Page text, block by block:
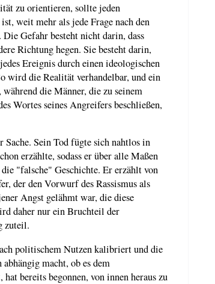
zu orientieren, sollte jeden
weit mehr als jede Frage nach den
Gefahr besteht nicht darin, dass
Richtung hegen. Sie besteht darin,
Ereignis durch einen ideologischen
wird die Realität verhandelbar, und ein
während die Männer, die zu seinem
Wortes seines Angreifers beschließen,
Sein Tod fügte sich nahtlos in
erzählte, sodass er über alle Maßen
"falsche" Geschichte. Er erzählt von
der den Vorwurf des Rassismus als
Angst gelähmt war, die diese
daher nur ein Bruchteil der
zuteil.
politischem Nutzen kalibriert und die
macht, ob es dem
bereits begonnen, von innen heraus zu